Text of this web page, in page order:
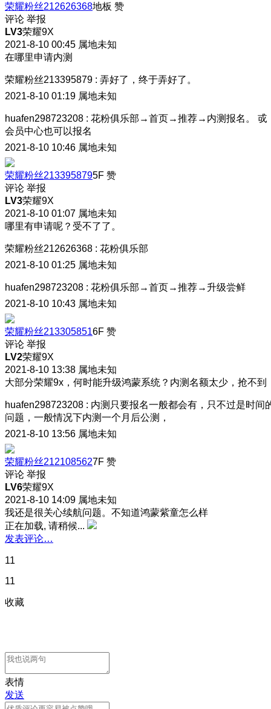
荣耀粉丝212626368地板 赞
评论 举报
LV3荣耀9X
2021-8-10 00:45 属地未知
在哪里申请内测
荣耀粉丝213395879 : 弄好了，终于弄好了。
2021-8-10 01:19 属地未知
huafen298723208 : 花粉俱乐部→首页→推荐→内测报名。 戓
会员中心也可以报名
2021-8-10 10:46 属地未知
荣耀粉丝2133958795F 赞
评论 举报
LV3荣耀9X
2021-8-10 01:07 属地未知
哪里有申请呢？受不了了。
荣耀粉丝212626368 : 花粉俱乐部
2021-8-10 01:25 属地未知
huafen298723208 : 花粉俱乐部→首页→推荐→升级尝鲜
2021-8-10 10:43 属地未知
荣耀粉丝2133058516F 赞
评论 举报
LV2荣耀9X
2021-8-10 13:38 属地未知
大部分荣耀9x，何时能升级鸿蒙系统？内测名额太少，抢不到
huafen298723208 : 内测只要报名一般都会有，只不过是时间
问题，一般情况下内测一个月后公测，
2021-8-10 13:56 属地未知
荣耀粉丝2121085627F 赞
评论 举报
LV6荣耀9X
2021-8-10 14:09 属地未知
我还是很关心续航问题。不知道鸿蒙紫童怎么样
正在加载, 请稍候...
发表评论…
11
11
收藏
表情
发送